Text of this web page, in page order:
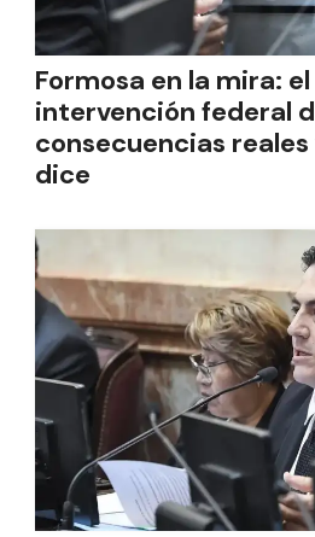
Formosa en la mira:
intervención federal
consecuencias
dice